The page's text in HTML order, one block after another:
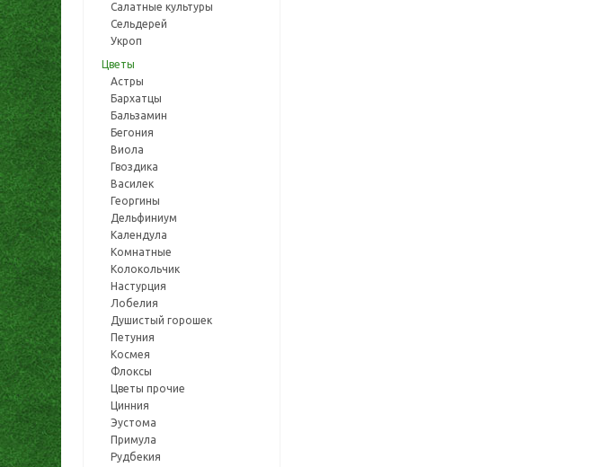
Салатные культуры
Сельдерей
Укроп
Цветы
Астры
Бархатцы
Бальзамин
Бегония
Виола
Гвоздика
Василек
Георгины
Дельфиниум
Календула
Комнатные
Колокольчик
Настурция
Лобелия
Душистый горошек
Петуния
Космея
Флоксы
Цветы прочие
Цинния
Эустома
Примула
Рудбекия